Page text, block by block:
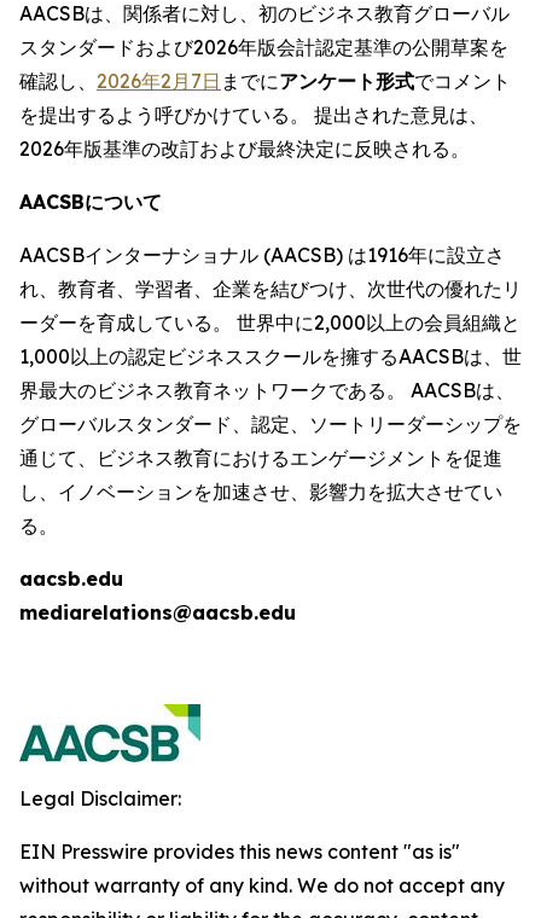
AACSBは、関係者に対し、初のビジネス教育グローバル
スタンダードおよび2026年版会計認定基準の公開草案を
確認し、 2026年2月7日 までにアンケート形式でコメント
を提出するよう呼びかけている。 提出された意見は、
2026年版基準の改訂および最終決定に反映される。
AACSBについて
AACSBインターナショナル (AACSB) は1916年に設立さ
れ、教育者、学習者、企業を結びつけ、次世代の優れたリ
ーダーを育成している。 世界中に2,000以上の会員組織と
1,000以上の認定ビジネススクールを擁するAACSBは、世
界最大のビジネス教育ネットワークである。 AACSBは、
グローバルスタンダード、認定、ソートリーダーシップを
通じて、ビジネス教育におけるエンゲージメントを促進
し、イノベーションを加速させ、影響力を拡大させてい
る。
aacsb.edu
mediarelations@aacsb.edu
Legal Disclaimer:
EIN Presswire provides this news content "as is"
without warranty of any kind. We do not accept any